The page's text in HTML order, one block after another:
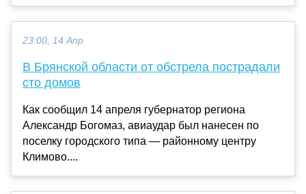
23:00, 14 Апр
В Брянской области от обстрела пострадали
сто домов
Как сообщил 14 апреля губернатор региона
Александр Богомаз, авиаудар был нанесен по
поселку городского типа — районному центру
Климово....